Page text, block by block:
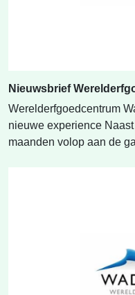
Nieuwsbrief
Werelderfgoedcentrum
nieuwe experience
maanden volop aan de